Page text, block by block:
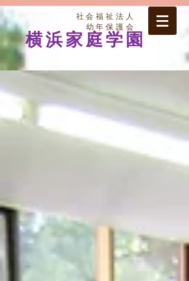
社会福祉法人
幼年保護会
横浜家庭学園